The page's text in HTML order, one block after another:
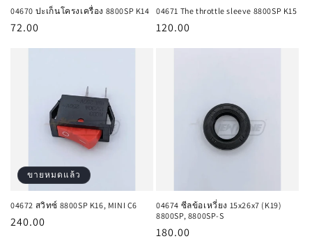
04670 ปะเก็นโครงเครื่อง 8800SP K14
ราคา
72.00
04671 The throttle sleeve 8800SP K15
ราคา
120.00
ขายหมดแล้ว
04672 สวิทซ์ 8800SP K16, MINI C6
ราคา
240.00
04674 ซีลข้อเหวี่ยง 15x26x7 (K19)
8800SP, 8800SP-S
ราคา
180.00